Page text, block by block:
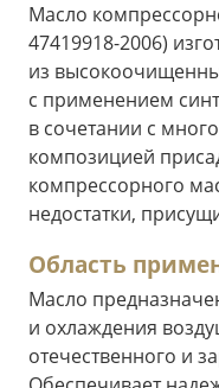
Масло
47419918-2006)
из
с применением
в сочетании с
композицией
компрессорного
недостатки,
Область
Масло
и охлаждения
отечественного и